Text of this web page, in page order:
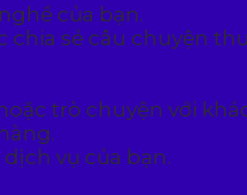
của bạn.
sẻ câu chuyện
trò chuyện với
vụ của bạn.